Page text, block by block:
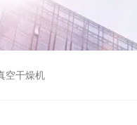
空干燥机